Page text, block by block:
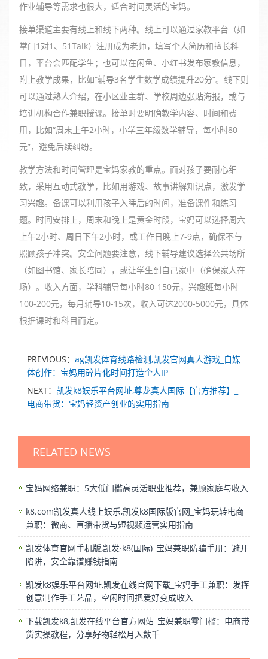
作业辅导等需求也很大，适合时间灵活的宝妈。
接单渠道主要有线上和线下两种。线上可以通过家教平台（如
掌门1对1、51Talk）注册成为老师，填写个人简历和擅长科
目，平台会匹配学生；也可以在闲鱼、小红书发布家教信息，
附上教学成果，比如“辅导3名学生数学成绩提升20分”。线下则
可以通过熟人介绍，在小区业主群、学校周边张贴海报，或与
培训机构合作兼职授课。接单时要明确教学内容、时间和费
用，比如“周末上午2小时，小学三年级数学辅导，每小时80
元”，避免后续纠纷。
教学方法和时间管理是宝妈家教的重点。面对孩子要耐心细
致，采用互动式教学，比如用游戏、故事讲解知识点，激发学
习兴趣。备课可以利用孩子入睡后的时间，准备课件和练习
题。时间安排上，周末和晚上是黄金时段，宝妈可以选择周六
上午2小时、周日下午2小时，或工作日晚上7-9点，确保不与
照顾孩子冲突。安全问题要注意，线下辅导建议选择公共场所
（如图书馆、家长陪同），或让学生到自己家中（确保家人在
场）。收入方面，学科辅导每小时80-150元，兴趣班每小时
100-200元，每月辅导10-15次，收入可达2000-5000元，具体
根据课时和科目而定。
PREVIOUS： ag凯发体育线路检测,凯发官网真人游戏_自媒
体创作：宝妈用碎片化时间打造个人IP
NEXT： 凯发k8娱乐平台网址,尊龙真人国际【官方推荐】_
电商带货：宝妈轻资产创业的实用指南
RELATED NEWS
宝妈网络兼职：5大低门槛高灵活职业推荐，兼顾家庭与收入
k8.com凯发真人线上娱乐,凯发k8国际版官网_宝妈玩转电商
兼职：微商、直播带货与短视频运营实用指南
凯发体育官网手机版,凯发·k8(国际)_宝妈兼职防骗手册：避开
陷阱，安全靠谱赚钱指南
凯发k8娱乐平台网址,凯发在线官网下载_宝妈手工兼职：发挥
创意制作手工艺品，空闲时间把爱好变成收入
下载凯发k8,凯发在线平台官方网站_宝妈兼职零门槛：电商带
货实操教程，分享好物轻松月入数千